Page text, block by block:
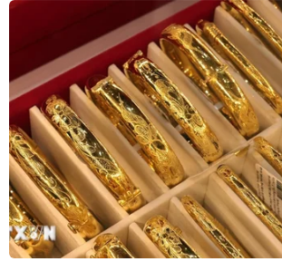
công bố điểm chuẩn năm 2026
09/08/2026 09:43
Điểm chuẩn Trường Đại học
Phenikaa dao động từ 18 đến 27 điểm
09/08/2026 09:23
Ngành nào dẫn đầu số điểm của